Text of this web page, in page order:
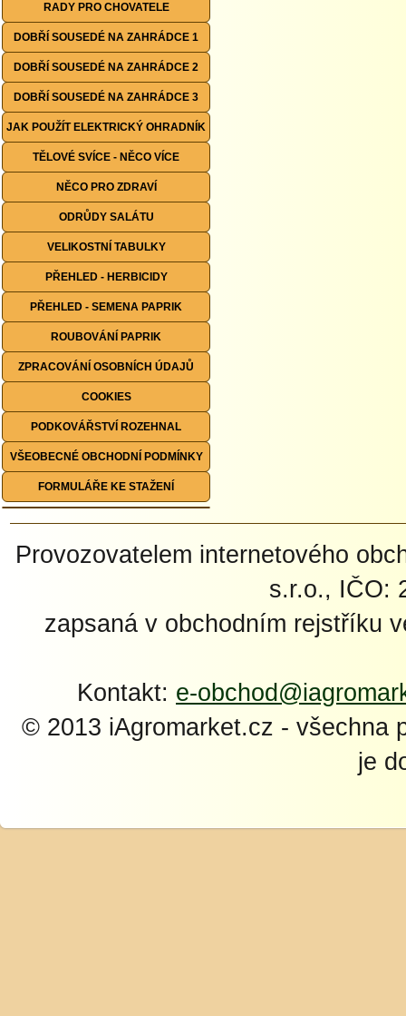
RADY PRO CHOVATELE
DOBŘÍ SOUSEDÉ NA ZAHRÁDCE 1
DOBŘÍ SOUSEDÉ NA ZAHRÁDCE 2
DOBŘÍ SOUSEDÉ NA ZAHRÁDCE 3
JAK POUŽÍT ELEKTRICKÝ OHRADNÍK
TĚLOVÉ SVÍCE - NĚCO VÍCE
NĚCO PRO ZDRAVÍ
ODRŮDY SALÁTU
VELIKOSTNÍ TABULKY
PŘEHLED - HERBICIDY
PŘEHLED - SEMENA PAPRIK
ROUBOVÁNÍ PAPRIK
ZPRACOVÁNÍ OSOBNÍCH ÚDAJŮ
COOKIES
PODKOVÁŘSTVÍ ROZEHNAL
VŠEOBECNÉ OBCHODNÍ PODMÍNKY
FORMULÁŘE KE STAŽENÍ
Provozovatelem internetového
s.r.o., IČO:
zapsaná v obchodním rejstříku
Kontakt: e-
© 2013 iAgromarket.cz - všechna
je